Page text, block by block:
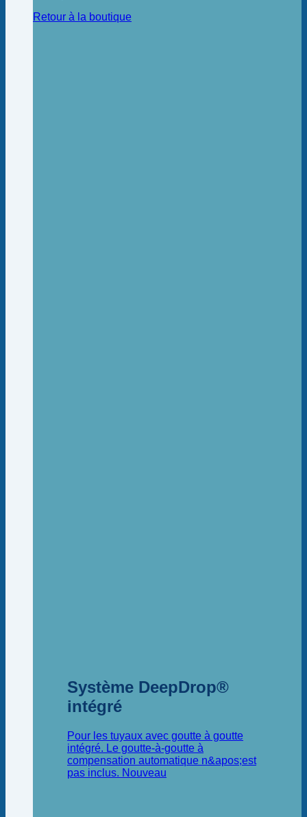
Retour à la boutique
Système DeepDrop®
intégré
Pour les tuyaux avec goutte à goutte
intégré. Le goutte-à-goutte à
compensation automatique n&apos;est
pas inclus.